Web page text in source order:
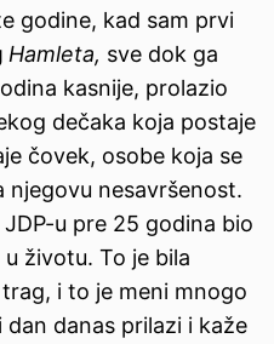
godine, kad sam prvi
Hamleta, sve dok ga
kasnije, prolazio
dečaka koja postaje
čovek, osobe koja se
njegovu nesavršenost.
u pre 25 godina bio
životu. To je bila
i to je meni mnogo
danas prilazi i kaže